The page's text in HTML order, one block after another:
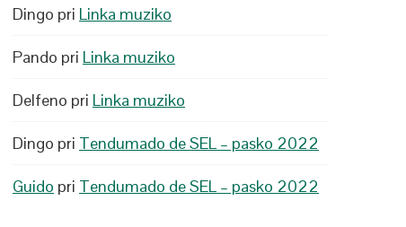
Dingo pri Linka muziko
Pando pri Linka muziko
Delfeno pri Linka muziko
Dingo pri Tendumado de SEL – pasko 2022
Guido pri Tendumado de SEL – pasko 2022